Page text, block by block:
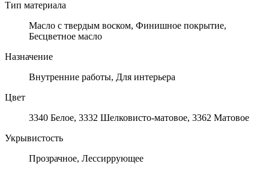
Тип материала
Масло с твердым воском, Финишное покрытие,
Бесцветное масло
Назначение
Внутренние работы, Для интерьера
Цвет
3340 Белое, 3332 Шелковисто-матовое, 3362 Матовое
Укрывистость
Прозрачное, Лессиррующее